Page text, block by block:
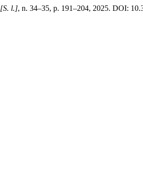
[S. l.], n. 34–35, p. 191–204, 2025. DOI: